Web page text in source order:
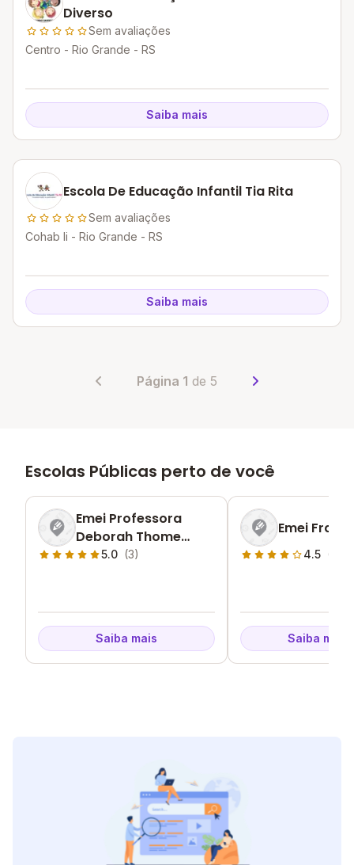
Diverso
Sem avaliações
Centro - Rio Grande - RS
Saiba mais
Escola De Educação Infantil Tia Rita
Sem avaliações
Cohab Ii - Rio Grande - RS
Saiba mais
Página 1 de 5
Escolas Públicas perto de você
Emei Professora
Deborah Thome
Sayao
5.0 (3)
Saiba mais
Emei
4.5 (1)
Saiba mais